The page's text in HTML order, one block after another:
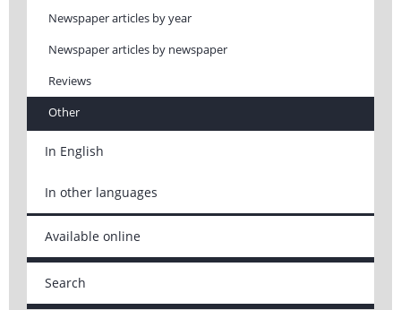
Newspaper articles by year
Newspaper articles by newspaper
Reviews
Other
In English
In other languages
Available online
Search